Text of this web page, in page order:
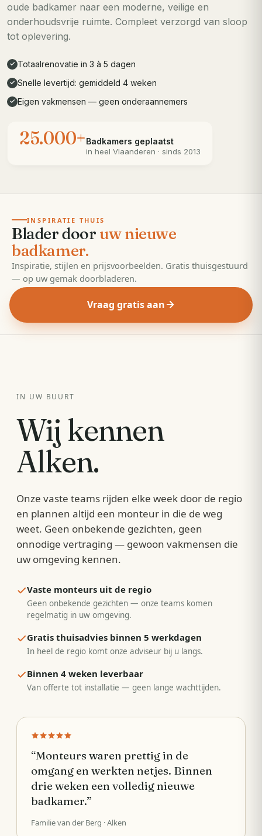
oude badkamer naar een moderne, veilige en
onderhoudsvrije ruimte. Compleet verzorgd van sloop
tot oplevering.
✓ Totaalrenovatie in 3 à 5 dagen
✓ Snelle levertijd: gemiddeld 4 weken
✓ Eigen vakmensen — geen onderaannemers
25.000+Badkamers geplaatst
in heel Vlaanderen · sinds 2013
EDITIE2026· 55 pagina's
INSPIRATIE THUIS
Blader door uw nieuwe
badkamer.
Inspiratie, stijlen en prijsvoorbeelden. Gratis thuisgestuurd
— op uw gemak doorbladeren.
Vraag gratis aan
IN UW BUURT
Wij kennen
Alken.
Onze vaste teams rijden elke week door de regio
en plannen altijd een monteur in die de weg
weet. Geen onbekende gezichten, geen
onnodige vertraging — gewoon vakmensen die
uw omgeving kennen.
Vaste monteurs uit de regio
Geen onbekende gezichten — onze teams komen
regelmatig in uw omgeving.
Gratis thuisadvies binnen 5 werkdagen
In heel de regio komt onze adviseur bij u langs.
Binnen 4 weken leverbaar
Van offerte tot installatie — geen lange wachttijden.
“Monteurs waren prettig in de
omgang en werkten netjes. Binnen
drie weken een volledig nieuwe
badkamer.”
Familie van der Berg · Alken